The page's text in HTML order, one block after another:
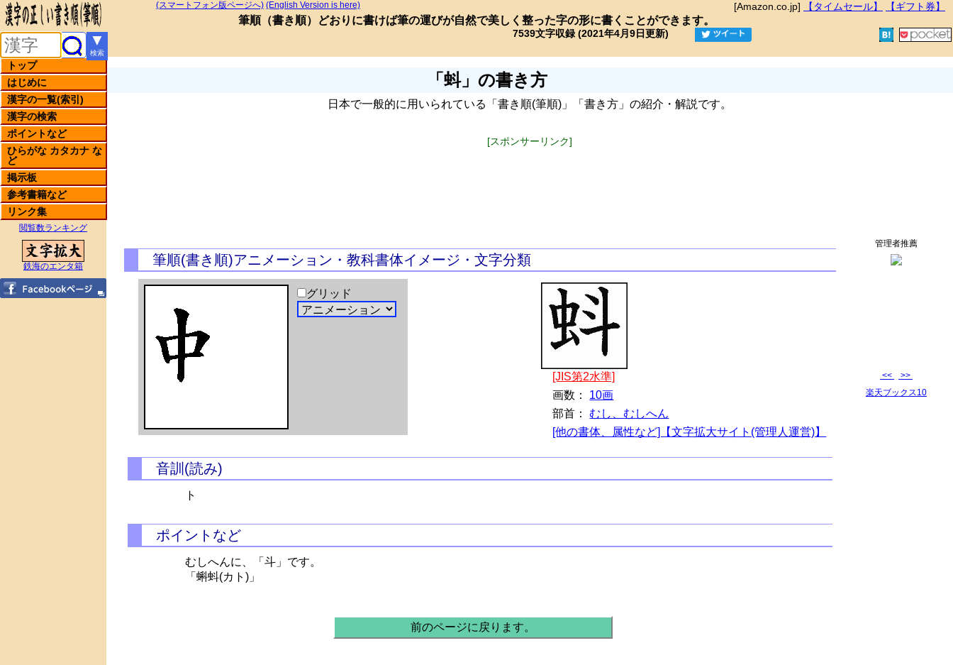
[Amazon.co.jp] 【タイムセール】 【ギフト券】
(スマートフォン版ページへ) (English Version is here)
筆順（書き順）どおりに書けば筆の運びが自然で美しく整った字の形に書くことができます。
7539文字収録 (2021年4月9日更新)
▼
検索
トップ
はじめに
漢字の一覧(索引)
漢字の検索
ポイントなど
ひらがな カタカナ な
ど
掲示板
参考書籍など
リンク集
閲覧数ランキング
鉄海のエンタ箱
「蚪」の書き方
日本で一般的に用いられている「書き順(筆順)」「書き方」の紹介・解説です。
[スポンサーリンク]
筆順(書き順)アニメーション・教科書体イメージ・文字分類
グリッド
[JIS第2水準]
画数： 10画
部首：むし、むしへん
[他の書体、属性など]【文字拡大サイト(管理人運営)】
音訓(読み)
ト
ポイントなど
むしへんに、「斗」です。
「蝌蚪(カト)」
前のページに戻ります。
管理者推薦
<<
>>
楽天ブックス10